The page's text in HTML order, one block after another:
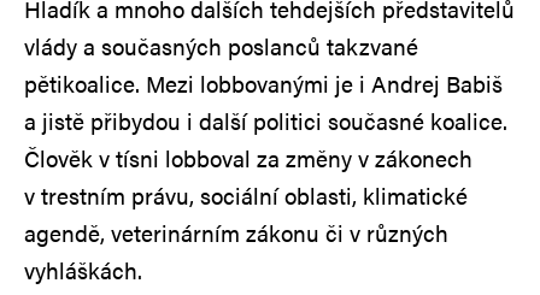
Hladík a mnoho dalších tehdejších představitelů
vlády a současných poslanců takzvané
pětikoalice. Mezi lobbovanými je i Andrej Babiš
a jistě přibydou i další politici současné koalice.
Člověk v tísni lobboval za změny v zákonech
v trestním právu, sociální oblasti, klimatické
agendě, veterinárním zákonu či v různých
vyhláškách.